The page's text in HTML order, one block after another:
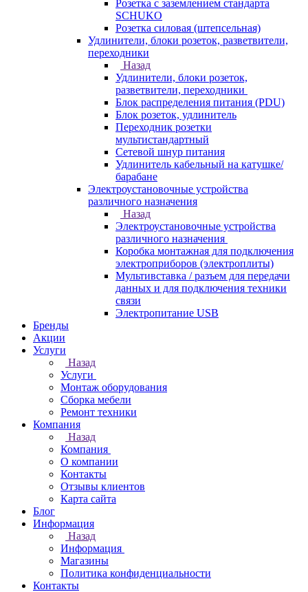
Розетка с заземлением стандарта
SCHUKO
Розетка силовая (штепсельная)
Удлинители, блоки розеток, разветвители,
переходники
Назад
Удлинители, блоки розеток,
разветвители, переходники
Блок распределения питания (PDU)
Блок розеток, удлинитель
Переходник розетки
мультистандартный
Сетевой шнур питания
Удлинитель кабельный на катушке/
барабане
Электроустановочные устройства
различного назначения
Назад
Электроустановочные устройства
различного назначения
Коробка монтажная для подключения
электроприборов (электроплиты)
Мультивставка / разъем для передачи
данных и для подключения техники
связи
Электропитание USB
Бренды
Акции
Услуги
Назад
Услуги
Монтаж оборудования
Сборка мебели
Ремонт техники
Компания
Назад
Компания
О компании
Контакты
Отзывы клиентов
Карта сайта
Блог
Информация
Назад
Информация
Магазины
Политика конфиденциальности
Контакты